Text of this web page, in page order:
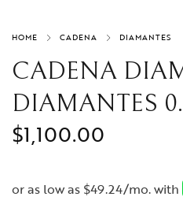
HOME CADENA DIAMANTES
CADENA
DIAMANTES
$1,100.00